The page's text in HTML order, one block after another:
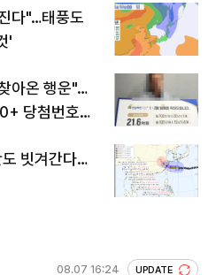
다"…태풍도
'
아온 행운"…
당첨번호조
빗겨간다…
08.07 16:24 UPDATE